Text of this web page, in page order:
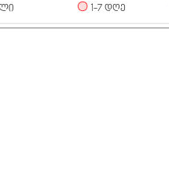
1-7 ᲓᲦᲔ